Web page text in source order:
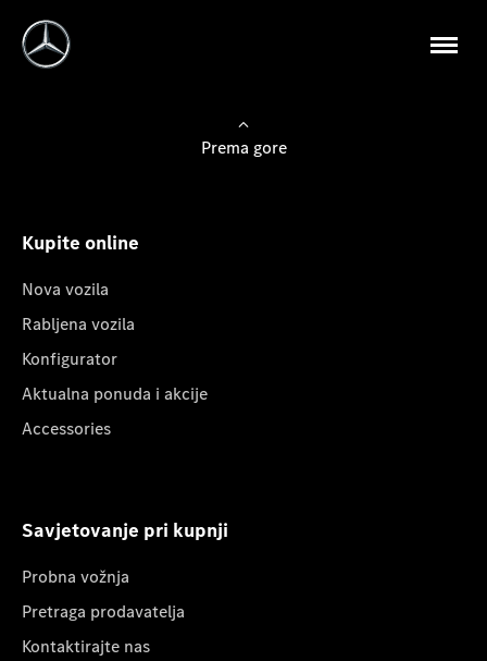
Prema gore
Kupite online
Nova vozila
Rabljena vozila
Konfigurator
Aktualna ponuda i akcije
Accessories
Savjetovanje pri kupnji
Probna vožnja
Pretraga prodavatelja
Kontaktirajte nas